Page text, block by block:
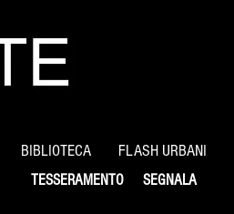
BIBLIOTECA FLASH URBANI
SEGNALA
TESSERAMENTO